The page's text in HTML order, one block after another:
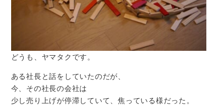
どうも、ヤマタクです。
ある社長と話をしていたのだが、
今、その社長の会社は
少し売り上げが停滞していて、焦っている様だった。